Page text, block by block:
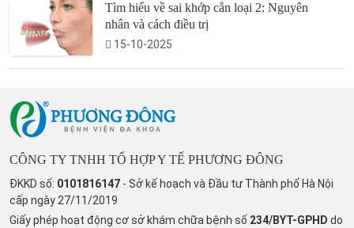
Tìm hiểu về sai khớp cắn loại 2: Nguyên
nhân và cách điều trị
15-10-2025
CÔNG TY TNHH TỔ HỢP Y TẾ PHƯƠNG ĐÔNG
ĐKKD số: 0101816147 - Sở kế hoạch và Đầu tư Thành phố Hà Nội
cấp ngày 27/11/2019
Giấy phép hoạt động cơ sở khám chữa bệnh số 234/BYT-GPHD do